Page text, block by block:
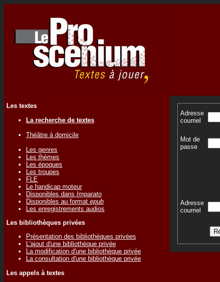
Les textes
La recherche de textes
Théâtre à domicile
Les genres
Les thèmes
Les époques
Les troupes
FLE
Le handicap moteur
Disponibles dans Imparato
Disponibles au format epub
Les enregistrements audios
Les bibliothèques privées
Présentation des bibliothèques privées
L'ajout d'une bibliothèque privée
La modification d'une bibliothèque privée
La consultation d'une bibliothèque privée
Les appels à textes
Adresse
courriel
Mot de
passe
Adresse
courriel